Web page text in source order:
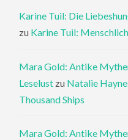
Karine Tuil: Die
zu Karine Tuil:
Mara Gold: Antike
Leselust zu Natalie
Thousand Ships
Mara Gold: Antike